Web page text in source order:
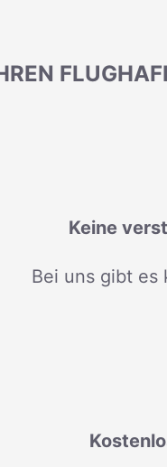
Keine
Bei uns gibt es